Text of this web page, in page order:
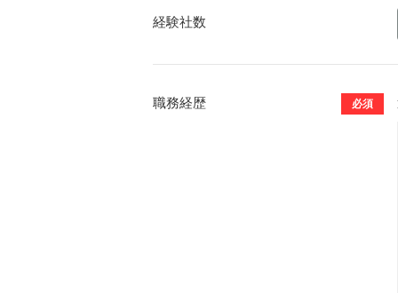
経験社数
職務経歴 必須